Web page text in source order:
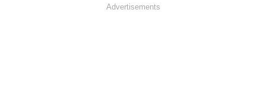
Advertisements